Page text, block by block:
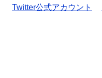
Twitter公式アカウント